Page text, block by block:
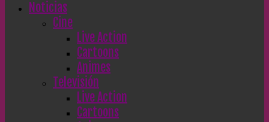
Noticias
Cine
Live Action
Cartoons
Animes
Televisión
Live Action
Cartoons